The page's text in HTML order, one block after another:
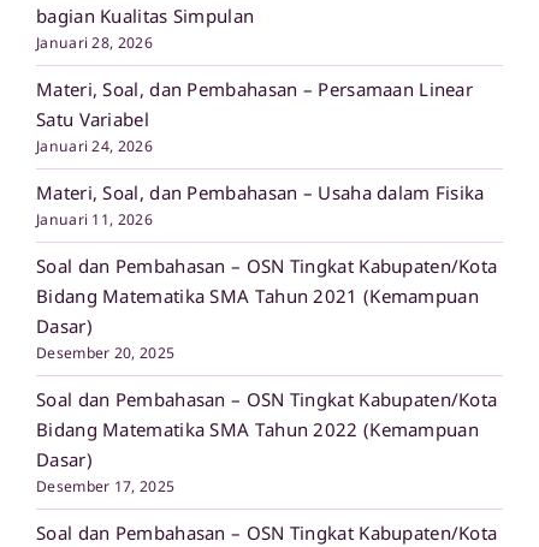
bagian Kualitas Simpulan
Januari 28, 2026
Materi, Soal, dan Pembahasan – Persamaan Linear
Satu Variabel
Januari 24, 2026
Materi, Soal, dan Pembahasan – Usaha dalam Fisika
Januari 11, 2026
Soal dan Pembahasan – OSN Tingkat Kabupaten/Kota
Bidang Matematika SMA Tahun 2021 (Kemampuan
Dasar)
Desember 20, 2025
Soal dan Pembahasan – OSN Tingkat Kabupaten/Kota
Bidang Matematika SMA Tahun 2022 (Kemampuan
Dasar)
Desember 17, 2025
Soal dan Pembahasan – OSN Tingkat Kabupaten/Kota